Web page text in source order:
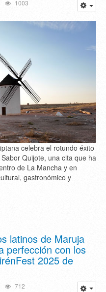
1003
celebra el rotundo éxito
Quijote, una cita que ha
de La Mancha y en
gastronómico y
latinos de Maruja
perfección con los
2025 de
712